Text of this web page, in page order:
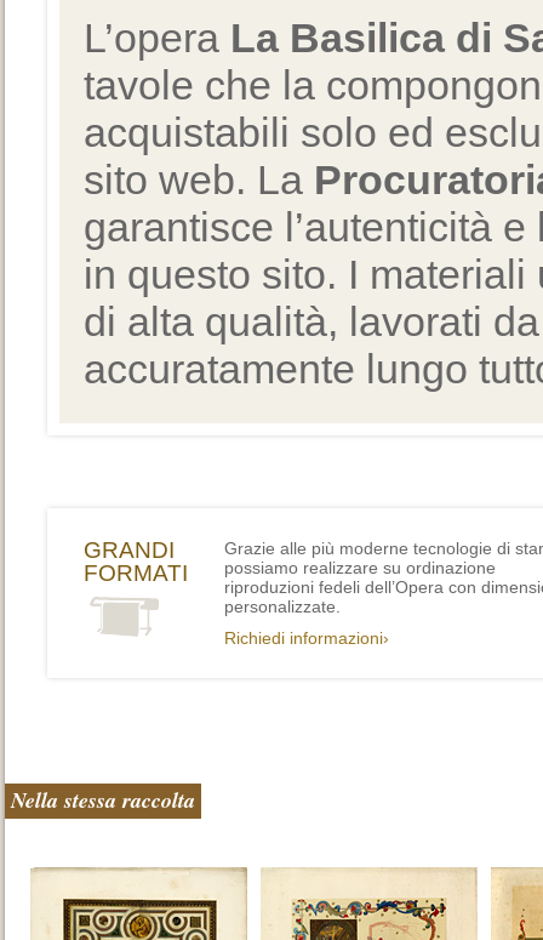
L’opera La Basilica di
tavole che la
acquistabili solo ed
sito web. La
garantisce l’autenticità
in questo sito. I
di alta qualità, lavorati
accuratamente lungo
GRANDI
FORMATI
Grazie alle più moderne tecnologie di
possiamo realizzare su ordinazione
riproduzioni fedeli dell’Opera con
personalizzate.
Richiedi informazioni›
Nella stessa raccolta